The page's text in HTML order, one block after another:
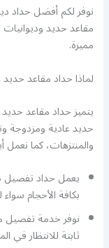
نوفر لكم أفضل حداد
مقاعد حديد
مميزة.
لماذا حداد مقاعد
يتميز حداد مقاعد
حديد عادية ومزدوجة
والمنتزهات، كما
يعمل حداد تفصيل
بكافة الأحجام
نوفر خدمة تفصيل
ثابتة للانتظار